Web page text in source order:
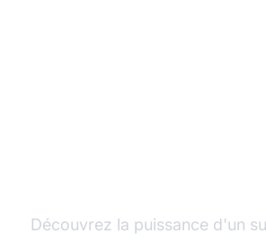
Découvrez la puissance d'un